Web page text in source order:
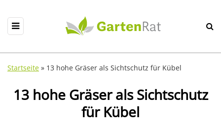
Startseite » 13 hohe Gräser als Sichtschutz für Kübel
13 hohe Gräser als Sichtschutz
für Kübel